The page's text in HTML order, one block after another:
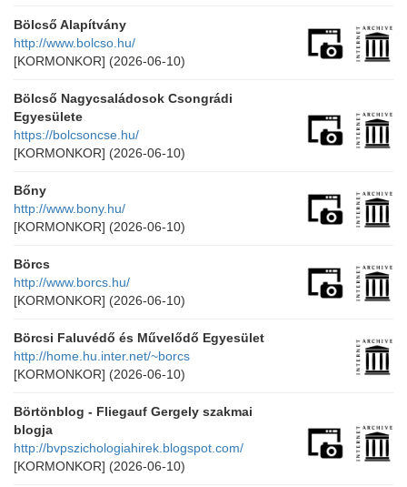
Bölcső Alapítvány
http://www.bolcso.hu/
[KORMONKOR] (2026-06-10)
Bölcső Nagycsaládosok Csongrádi
Egyesülete
https://bolcsoncse.hu/
[KORMONKOR] (2026-06-10)
Bőny
http://www.bony.hu/
[KORMONKOR] (2026-06-10)
Börcs
http://www.borcs.hu/
[KORMONKOR] (2026-06-10)
Börcsi Faluvédő és Művelődő Egyesület
http://home.hu.inter.net/~borcs
[KORMONKOR] (2026-06-10)
Börtönblog - Fliegauf Gergely szakmai
blogja
http://bvpszichologiahirek.blogspot.com/
[KORMONKOR] (2026-06-10)